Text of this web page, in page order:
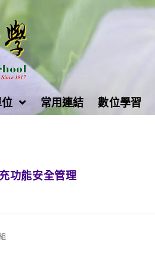
常用連結 數位學習
功能安全管理